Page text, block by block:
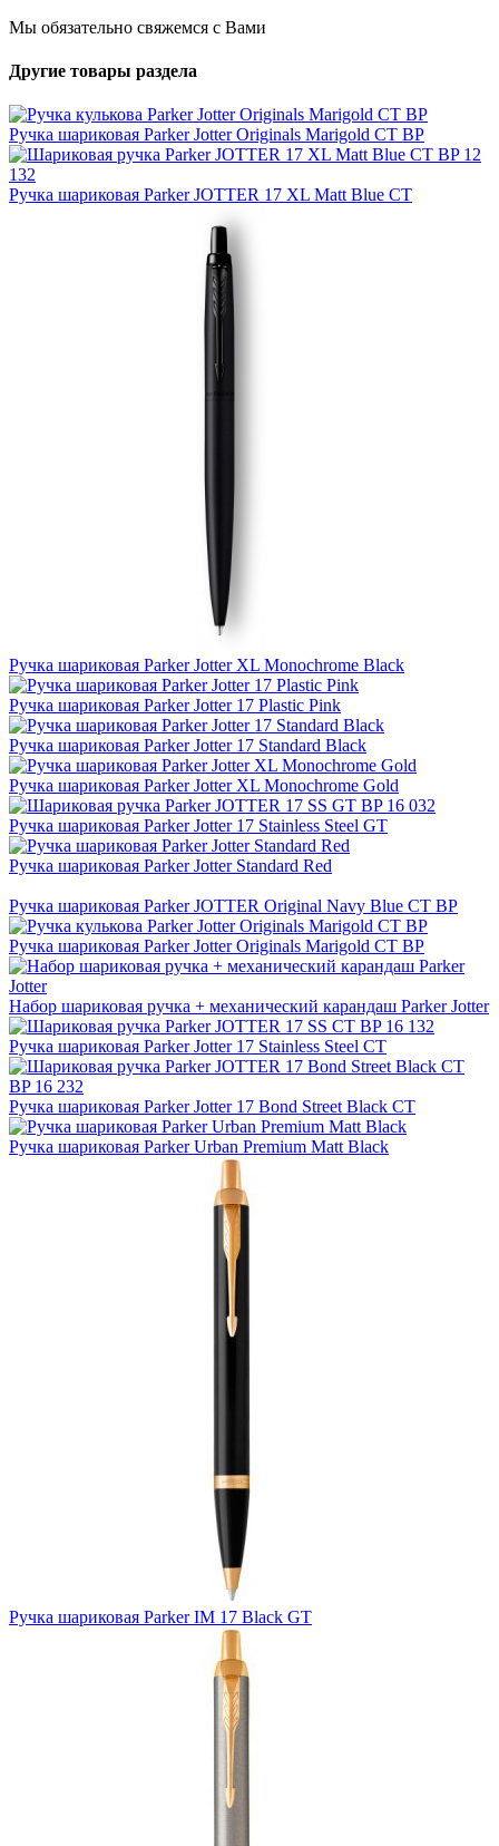
Мы обязательно свяжемся с Вами
Другие товары раздела
Ручка шариковая Parker Jotter Originals Marigold CT BP
Ручка шариковая Parker JOTTER 17 XL Matt Blue CT
Ручка шариковая Parker Jotter XL Monochrome Black
Ручка шариковая Parker Jotter 17 Plastic Pink
Ручка шариковая Parker Jotter 17 Standard Black
Ручка шариковая Parker Jotter XL Monochrome Gold
Ручка шариковая Parker Jotter 17 Stainless Steel GT
Ручка шариковая Parker Jotter Standard Red
Ручка шариковая Parker JOTTER Original Navy Blue CT BP
Ручка шариковая Parker Jotter Originals Marigold CT BP
Набор шариковая ручка + механический карандаш Parker Jotter
Ручка шариковая Parker Jotter 17 Stainless Steel CT
Ручка шариковая Parker Jotter 17 Bond Street Black CT
Ручка шариковая Parker Urban Premium Matt Black
Ручка шариковая Parker IM 17 Black GT